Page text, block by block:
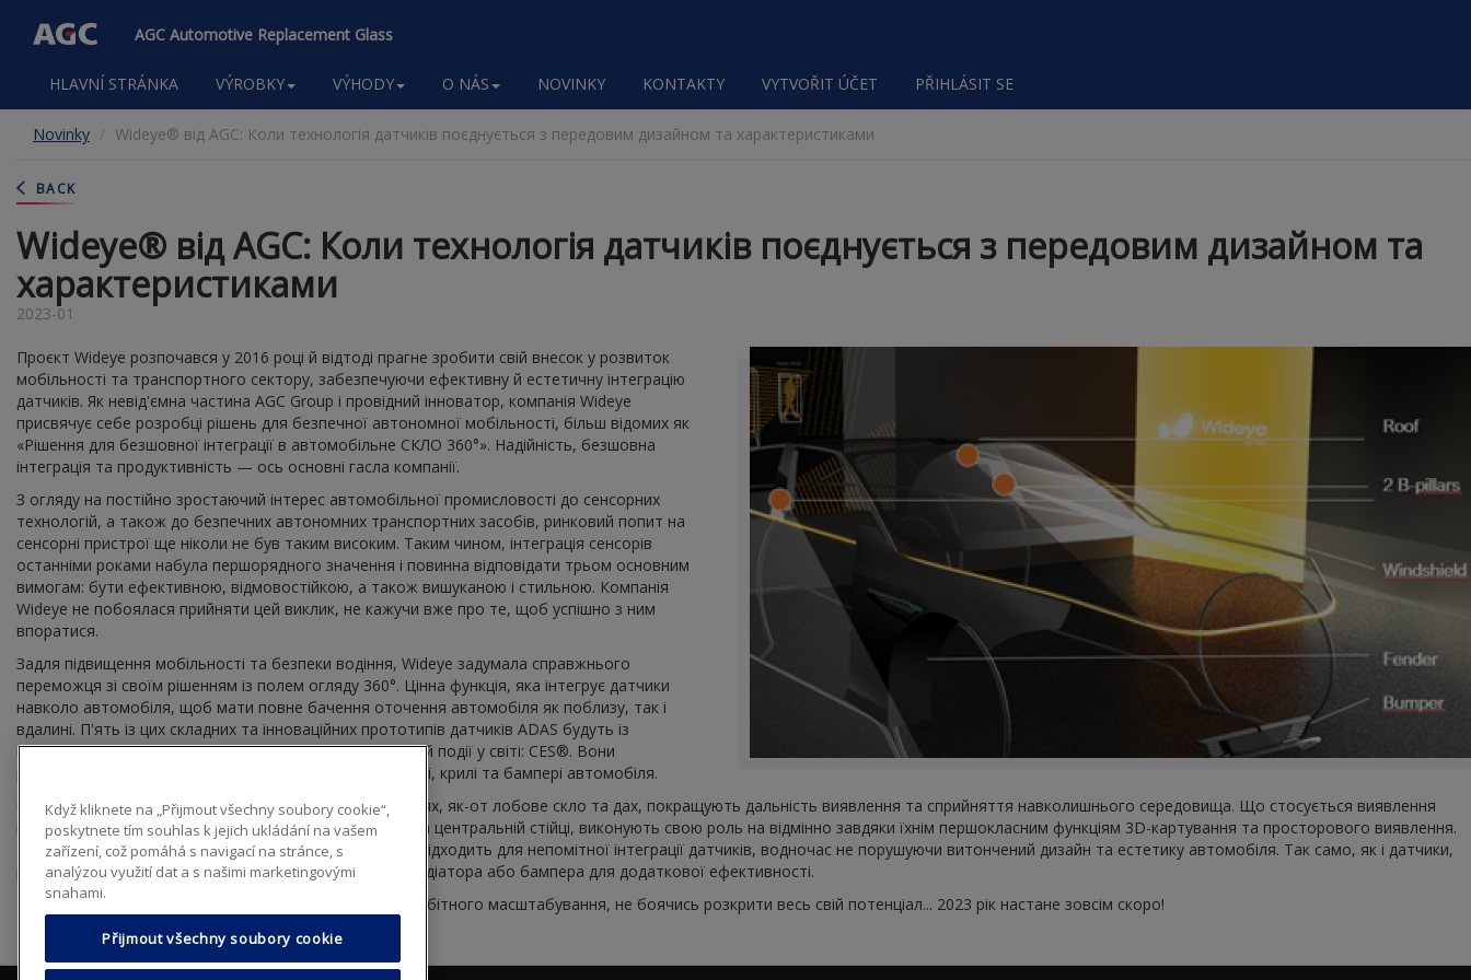
obsahu
AGC Automotive Replacement Glass
Main
navigation
HLAVNÍ STRÁNKA VÝROBKY VÝHODY O NÁS NOVINKY KONTAKTY VYTVOŘIT ÚČET PŘIHLÁSIT SE
Novinky Wideye® від AGC: Коли технологія датчиків поєднується з передовим дизайном та характеристиками
BACK
Wideye® від AGC: Коли технологія датчиків поєднується з передовим дизайном та
характеристиками
2023-01
Проєкт Wideye розпочався у 2016 році й відтоді прагне зробити свій внесок у розвиток
мобільності та транспортного сектору, забезпечуючи ефективну й естетичну інтеграцію
датчиків. Як невід'ємна частина AGC Group і провідний інноватор, компанія Wideye
присвячує себе розробці рішень для безпечної автономної мобільності, більш відомих як
«Рішення для безшовної інтеграції в автомобільне СКЛО 360°». Надійність, безшовна
інтеграція та продуктивність — ось основні гасла компанії.
З огляду на постійно зростаючий інтерес автомобільної промисловості до сенсорних
технологій, а також до безпечних автономних транспортних засобів, ринковий попит на
сенсорні пристрої ще ніколи не був таким високим. Таким чином, інтеграція сенсорів
останніми роками набула першорядного значення і повинна відповідати трьом основним
вимогам: бути ефективною, відмовостійкою, а також вишуканою і стильною. Компанія
Wideye не побоялася прийняти цей виклик, не кажучи вже про те, щоб успішно з ним
впоратися.
Задля підвищення мобільності та безпеки водіння, Wideye задумала справжнього
переможця зі своїм рішенням із полем огляду 360°. Цінна функція, яка інтегрує датчики
навколо автомобіля, щоб мати повне бачення оточення автомобіля як поблизу, так і
вдалині. П'ять із цих складних та інноваційних прототипів датчиків ADAS будуть із
гордістю представлені на найвпливовішій технологічній події у світі: CES®. Вони
розташовані на лобовому склі, даху, центральній стійці, крилі та бампері автомобіля.
Сенсорні пристрої, які встановлені на підвищених місцях, як-от лобове скло та дах, покращують дальність виявлення та сприйняття навколишнього середовища. Що стосується виявлення
перешкод, то датчики, розміщені збоку автомобіля, на центральній стійці, виконують свою роль на відмінно завдяки їхнім першокласним функціям 3D-картування та просторового виявлення.
Інша бічна позиція, наприклад крило, також ідеально підходить для непомітної інтеграції датчиків, водночас не порушуючи витончений дизайн та естетику автомобіля. Так само, як і датчики,
розміщені всередині так званої традиційної решітки радіатора або бампера для додаткової ефективності.
Конкурентам-однодумцям краще приготуватися до амбітного масштабування, не боячись розкрити весь свій потенціал... 2023 рік настане зовсім скоро!
Když kliknete na „Přijmout všechny soubory cookie“,
poskytnete tím souhlas k jejich ukládání na vašem
zařízení, což pomáhá s navigací na stránce, s
analýzou využití dat a s našimi marketingovými
snahami.
Přijmout všechny soubory cookie